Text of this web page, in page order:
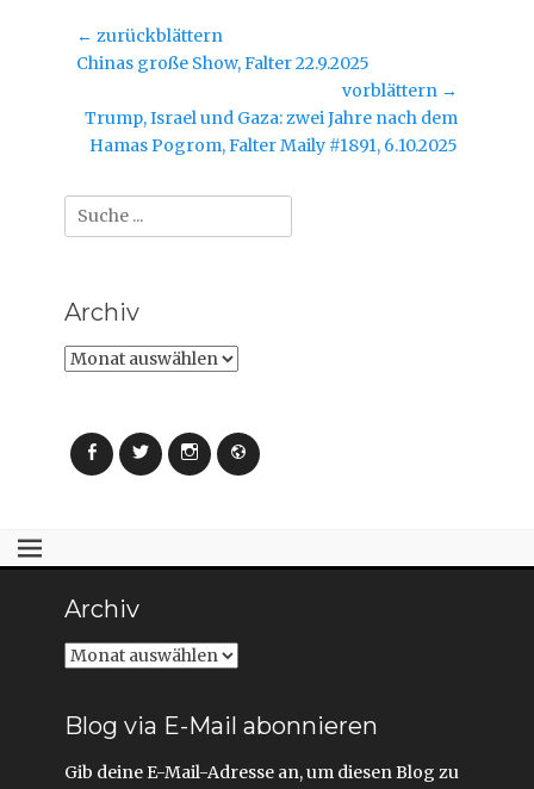
F
n
r
e
f
n
e
t
F
n
r
e
f
t
Beitragsnavigation
← zurückblättern
Vorheriger
Chinas große Show, Falter 22.9.2025
vorblättern →
Nächster
Beitrag:
Trump, Israel und Gaza: zwei Jahre nach dem
Hamas Pogrom, Falter Maily #1891, 6.10.2025
Suche
nach:
Archiv
Archiv
FacebookTwitter InstagramWebseite
Archiv
Archiv
Blog via E-Mail abonnieren
Gib deine E-Mail-Adresse an, um diesen Blog zu